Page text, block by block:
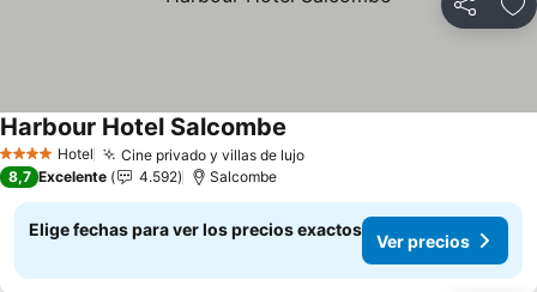
Compartir
4 EstrellasHotel Cine privado y villas de lujoVer precios
Harbour Hotel Salcombe
8,7 Excelente 4.592 Salcombe
Elige fechas para ver los precios exactos
Ver precios